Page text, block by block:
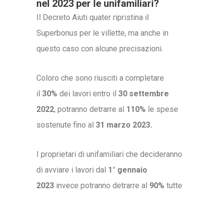
nel 2023 per le unifamiliari?
Il Decreto Aiuti quater ripristina il
Superbonus per le villette, ma anche in
questo caso con alcune precisazioni.
Coloro che sono riusciti a completare
il 30% dei lavori entro il 30 settembre
2022, potranno detrarre al 110% le spese
sostenute fino al 31 marzo 2023.
I proprietari di unifamiliari che decideranno
di avviare i lavori dal 1° gennaio
2023invece potranno detrarre al 90% tutte